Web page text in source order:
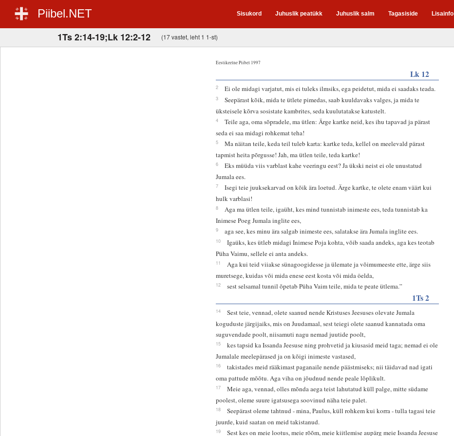
Piibel.NET Sisukord Juhuslik peatükk Juhuslik salm Tagasiside Lisainfo
1Ts 2:14-19;Lk 12:2-12 (17 vastet, leht 1 1-st)
Eestikeelne Piibel 1997
Lk 12
2 Ei ole midagi varjatut, mis ei tuleks ilmsiks, ega peidetut, mida ei saadaks teada.
3
Seepärast kõik, mida te ütlete pimedas, saab kuuldavaks valges, ja mida te
üksteisele kõrva sosistate kambrites, seda kuulutatakse katustelt.
4
Teile aga, oma sõpradele, ma ütlen: Ärge kartke neid, kes ihu tapavad ja pärast
seda ei saa midagi rohkemat teha!
5
Ma näitan teile, keda teil tuleb karta: kartke teda, kellel on meelevald pärast
tapmist heita põrgusse! Jah, ma ütlen teile, teda kartke!
6
Eks müüda viis varblast kahe veeringu eest? Ja ükski neist ei ole unustatud
Jumala ees.
7
Isegi teie juuksekarvad on kõik ära loetud. Ärge kartke, te olete enam väärt kui
hulk varblasi!
8
Aga ma ütlen teile, igaüht, kes mind tunnistab inimeste ees, teda tunnistab ka
Inimese Poeg Jumala inglite ees,
9 aga see, kes minu ära salgab inimeste ees, salatakse ära Jumala inglite ees.
10
Igaüks, kes ütleb midagi Inimese Poja kohta, võib saada andeks, aga kes teotab
Püha Vaimu, sellele ei anta andeks.
11
Aga kui teid viiakse sünagoogidesse ja ülemate ja võimumeeste ette, ärge siis
muretsege, kuidas või mida enese eest kosta või mida öelda,
12 sest selsamal tunnil õpetab Püha Vaim teile, mida te peate ütlema.”
1Ts 2
14
Sest teie, vennad, olete saanud nende Kristuses Jeesuses olevate Jumala
koguduste järgijaiks, mis on Juudamaal, sest teiegi olete saanud kannatada oma
suguvendade poolt, niisamuti nagu nemad juutide poolt,
15
kes tapsid ka Issanda Jeesuse ning prohvetid ja kiusasid meid taga; nemad ei ole
Jumalale meelepärased ja on kõigi inimeste vastased,
16
takistades meid rääkimast paganaile nende päästmiseks; nii täidavad nad igati
oma pattude mõõtu. Aga viha on jõudnud nende peale lõplikult.
17
Meie aga, vennad, olles mõnda aega teist lahutatud küll palge, mitte südame
poolest, oleme suure igatsusega soovinud näha teie palet.
18
Seepärast oleme tahtnud - mina, Paulus, küll rohkem kui korra - tulla tagasi teie
juurde, kuid saatan on meid takistanud.
19 Sest kes on meie lootus, meie rõõm, meie kiitlemise aupärg meie Issanda Jeesuse